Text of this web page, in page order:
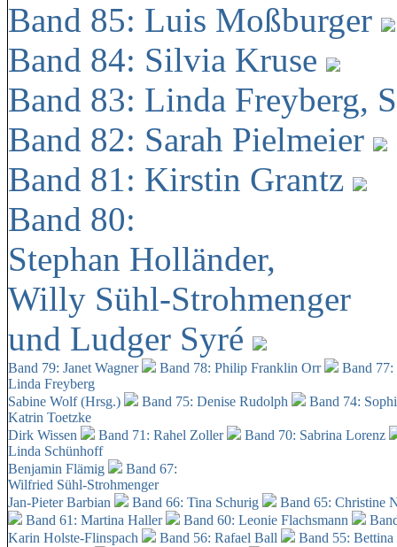
Band 85: Luis Moßburger
Band 84: Silvia Kruse
Band 83: Linda Freyberg,
Band 82: Sarah Pielmeier
Band 81: Kirstin Grantz
Band 80:
Stephan Holländer,
Willy Sühl-Strohmenger
und Ludger Syré
Band 79: Janet Wagner Band 78: Philip Franklin Orr
Band
Linda Freyberg
Sabine Wolf (Hrsg.)
Band 75: Denise Rudolph
Band 74:
Katrin Toetzke
Dirk Wissen
Band 71: Rahel Zoller
Band 70: Sabrina Lorenz
Linda Schünhoff
Benjamin Flämig
Band 67:
Wilfried Sühl-Strohmenger
Jan-Pieter Barbian
Band 66: Tina Schurig
Band 65: Christine
Band 61: Martina Haller
Band 60: Leonie Flachsmann
Karin Holste-Flinspach
Band 56: Rafael Ball
Band 55: